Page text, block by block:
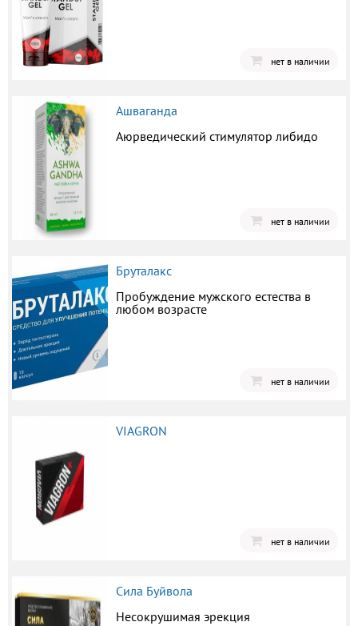
нет в наличии
Ашваганда
Аюрведический стимулятор либидо
нет в наличии
Бруталакс
Пробуждение мужского естества в
любом возрасте
нет в наличии
VIAGRON
нет в наличии
Сила Буйвола
Несокрушимая эрекция